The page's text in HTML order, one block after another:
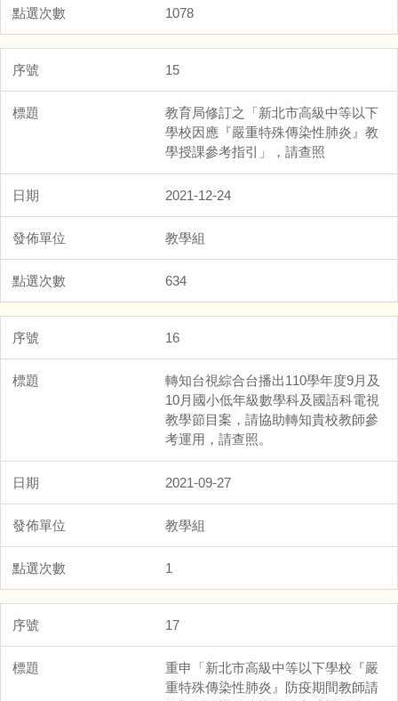
1078
15
教育局修訂之「新北市高級中等以下
學校因應『嚴重特殊傳染性肺炎』教
學授課參考指引」，請查照
2021-12-24
教學組
634
16
轉知台視綜合台播出110學年度9月及
10月國小低年級數學科及國語科電視
教學節目案，請協助轉知貴校教師參
考運用，請查照。
2021-09-27
教學組
1
17
重申「新北市高級中等以下學校『嚴
重特殊傳染性肺炎』防疫期間教師請